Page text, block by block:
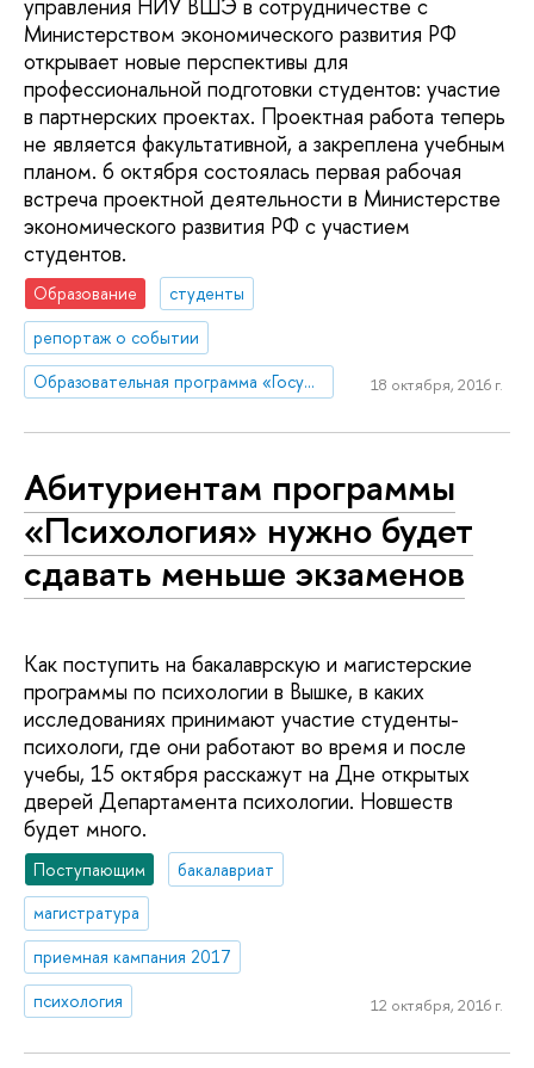
управления НИУ ВШЭ в сотрудничестве с
Министерством экономического развития РФ
открывает новые перспективы для
профессиональной подготовки студентов: участие
в партнерских проектах. Проектная работа теперь
не является факультативной, а закреплена учебным
планом. 6 октября состоялась первая рабочая
встреча проектной деятельности в Министерстве
экономического развития РФ с участием
студентов.
Образование
студенты
репортаж о событии
Образовательная программа «Государственное и муниципальное управление»
18 октября, 2016 г.
Абитуриентам программы
«Психология» нужно будет
сдавать меньше экзаменов
Как поступить на бакалаврскую и магистерские
программы по психологии в Вышке, в каких
исследованиях принимают участие студенты-
психологи, где они работают во время и после
учебы, 15 октября расскажут на Дне открытых
дверей Департамента психологии. Новшеств
будет много.
Поступающим
бакалавриат
магистратура
приемная кампания 2017
психология
12 октября, 2016 г.